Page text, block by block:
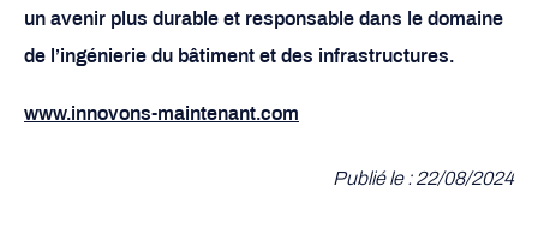
un avenir plus durable et responsable dans le domaine
de l’ingénierie du bâtiment et des infrastructures.
www.innovons-maintenant.com
Publié le : 22/08/2024